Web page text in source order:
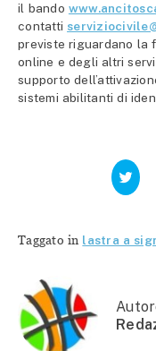
il bando
contatti
previste riguardano la
online e degli altri
supporto
sistemi abilitanti di
Fai
clic
qui
(Si
Taggato in lastra a